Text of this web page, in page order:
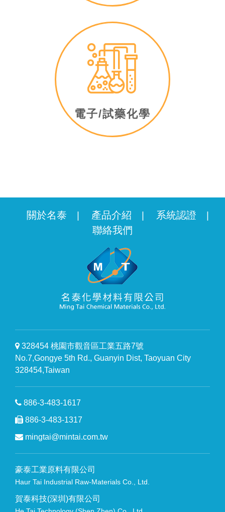
電子/試藥化學
關於名泰 產品介紹 系統認證
聯絡我們
328454 桃園市觀音區工業五路7號
No.7,Gongye 5th Rd., Guanyin Dist, Taoyuan City
328454,Taiwan
886-3-483-1617
886-3-483-1317
mingtai@mintai.com.tw
豪泰工業原料有限公司
Haur Tai Industrial Raw-Materials Co., Ltd.
賀泰科技(深圳)有限公司